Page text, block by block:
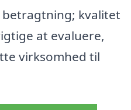
betragtning; kvalitet
at evaluere,
virksomhed til